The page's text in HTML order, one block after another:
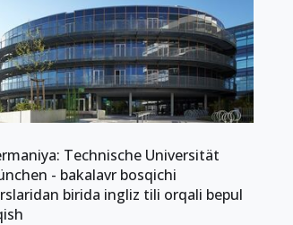
Technische Universität
- bakalavr bosqichi
birida ingliz tili orqali bepul